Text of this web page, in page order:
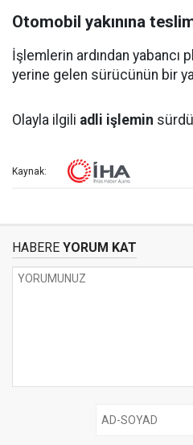
Otomobil yakınına
İşlemlerin ardından yabancı
yerine gelen sürücünün bir
Olayla ilgili adli işlemin
Kaynak:
HABERE YORUM KAT